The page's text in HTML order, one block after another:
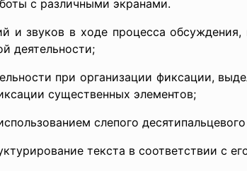
с различными экранами.
и звуков в ходе процесса обсуждения,
деятельности;
при организации фиксации,
существенных элементов;
слепого
текста в соответствии с